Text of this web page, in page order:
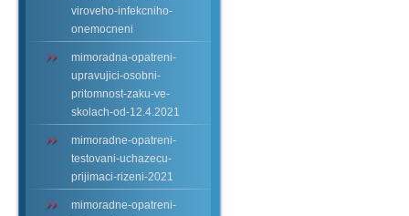
viroveho-infekcniho-
onemocneni
mimoradna-opatreni-
upravujici-osobni-
pritomnost-zaku-ve-
skolach-od-12.4.2021
mimoradne-opatreni-
testovani-uchazecu-
prijimaci-rizeni-2021
mimoradne-opatreni-